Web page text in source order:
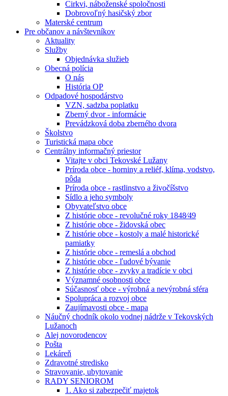
Cirkvi, náboženské spoločnosti
Dobrovoľný hasičský zbor
Materské centrum
Pre občanov a návštevníkov
Aktuality
Služby
Objednávka služieb
Obecná polícia
O nás
História OP
Odpadové hospodárstvo
VZN, sadzba poplatku
Zberný dvor - informácie
Prevádzková doba zberného dvora
Školstvo
Turistická mapa obce
Centrálny informačný priestor
Vitajte v obci Tekovské Lužany
Príroda obce - horniny a reliéf, klíma, vodstvo,
pôda
Príroda obce - rastlinstvo a živočíšstvo
Sídlo a jeho symboly
Obyvateľstvo obce
Z histórie obce - revolučné roky 1848⁄49
Z histórie obce - židovská obec
Z histórie obce - kostoly a malé historické
pamiatky
Z histórie obce - remeslá a obchod
Z histórie obce - ľudové bývanie
Z histórie obce - zvyky a tradície v obci
Významné osobnosti obce
Súčasnosť obce - výrobná a nevýrobná sféra
Spolupráca a rozvoj obce
Zaujímavosti obce - mapa
Náučný chodník okolo vodnej nádrže v Tekovských
Lužanoch
Alej novorodencov
Pošta
Lekáreň
Zdravotné stredisko
Stravovanie, ubytovanie
RADY SENIOROM
1. Ako si zabezpečiť majetok